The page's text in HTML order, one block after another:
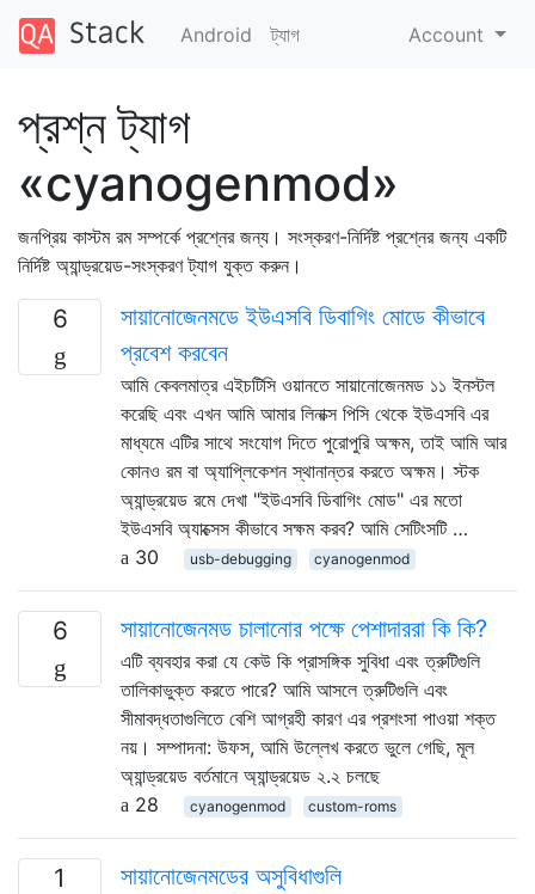
Android ট্যাগ Account
প্রশ্ন ট্যাগ
«cyanogenmod»
জনপ্রিয় কাস্টম রম সম্পর্কে প্রশ্নের জন্য। সংস্করণ-নির্দিষ্ট প্রশ্নের জন্য একটি
নির্দিষ্ট অ্যান্ড্রয়েড-সংস্করণ ট্যাগ যুক্ত করুন।
6
সায়ানোজেনমডে ইউএসবি ডিবাগিং মোডে কীভাবে
প্রবেশ করবেন
আমি কেবলমাত্র এইচটিসি ওয়ানতে সায়ানোজেনমড ১১ ইনস্টল
করেছি এবং এখন আমি আমার লিনাক্স পিসি থেকে ইউএসবি এর
মাধ্যমে এটির সাথে সংযোগ দিতে পুরোপুরি অক্ষম, তাই আমি আর
কোনও রম বা অ্যাপ্লিকেশন স্থানান্তর করতে অক্ষম। স্টক
অ্যান্ড্রয়েড রমে দেখা "ইউএসবি ডিবাগিং মোড" এর মতো
ইউএসবি অ্যাক্সেস কীভাবে সক্ষম করব? আমি সেটিংসটি …
30
usb-debugging cyanogenmod
6 সায়ানোজেনমড চালানোর পক্ষে পেশাদাররা কি কি?
এটি ব্যবহার করা যে কেউ কি প্রাসঙ্গিক সুবিধা এবং ত্রুটিগুলি
তালিকাভুক্ত করতে পারে? আমি আসলে ত্রুটিগুলি এবং
সীমাবদ্ধতাগুলিতে বেশি আগ্রহী কারণ এর প্রশংসা পাওয়া শক্ত
নয়। সম্পাদনা: উফস, আমি উল্লেখ করতে ভুলে গেছি, মূল
অ্যান্ড্রয়েড বর্তমানে অ্যান্ড্রয়েড ২.২ চলছে
28
cyanogenmod custom-roms
1 সায়ানোজেনমডের অসুবিধাগুলি